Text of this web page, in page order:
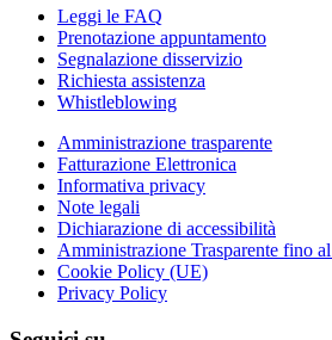
Leggi le FAQ
Prenotazione appuntamento
Segnalazione disservizio
Richiesta assistenza
Whistleblowing
Amministrazione trasparente
Fatturazione Elettronica
Informativa privacy
Note legali
Dichiarazione di accessibilità
Amministrazione Trasparente fino
Cookie Policy (UE)
Privacy Policy